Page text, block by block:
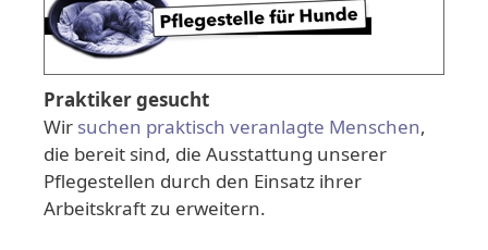
Praktiker gesucht
Wir suchen praktisch veranlagte Menschen,
die bereit sind, die Ausstattung unserer
Pflegestellen durch den Einsatz ihrer
Arbeitskraft zu erweitern.